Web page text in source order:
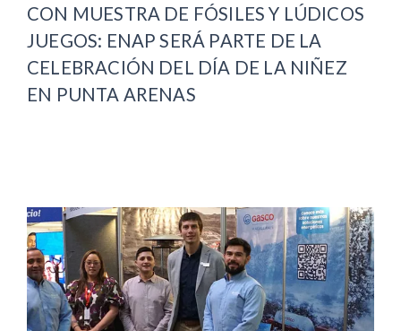
CON MUESTRA DE FÓSILES Y LÚDICOS
JUEGOS: ENAP SERÁ PARTE DE LA
CELEBRACIÓN DEL DÍA DE LA NIÑEZ
EN PUNTA ARENAS